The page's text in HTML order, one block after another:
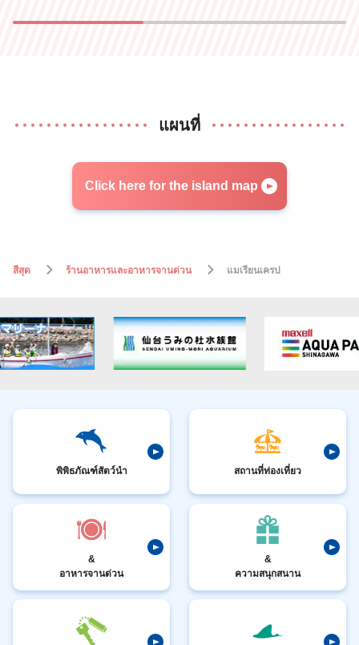
แผนที่
Click here for the island map
สีสุด ร้านอาหารและอาหารจานด่วน แมเรียนเครป
พิพิธภัณฑ์สัตว์นำ สถานที่ท่องเที่ยว
&
อาหารจานด่วน
&
ความสนุกสนาน